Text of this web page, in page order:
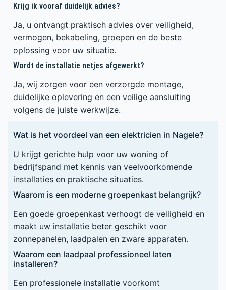
Krijg ik vooraf duidelijk advies?
Ja, u ontvangt praktisch advies over veiligheid,
vermogen, bekabeling, groepen en de beste
oplossing voor uw situatie.
Wordt de installatie netjes afgewerkt?
Ja, wij zorgen voor een verzorgde montage,
duidelijke oplevering en een veilige aansluiting
volgens de juiste werkwijze.
Wat is het voordeel van een elektricien in Nagele?
U krijgt gerichte hulp voor uw woning of
bedrijfspand met kennis van veelvoorkomende
installaties en praktische situaties.
Waarom is een moderne groepenkast belangrijk?
Een goede groepenkast verhoogt de veiligheid en
maakt uw installatie beter geschikt voor
zonnepanelen, laadpalen en zware apparaten.
Waarom een laadpaal professioneel laten
installeren?
Een professionele installatie voorkomt